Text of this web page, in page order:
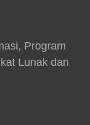
Program
Lunak dan